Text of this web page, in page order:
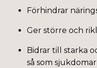
Förhindrar
Ger större och
Bidrar till starka
så som